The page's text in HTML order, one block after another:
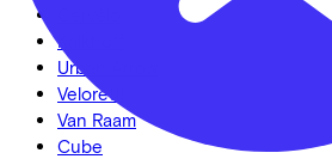
Kalkhoff
Urban Arrow
Veloretti
Van Raam
Cube